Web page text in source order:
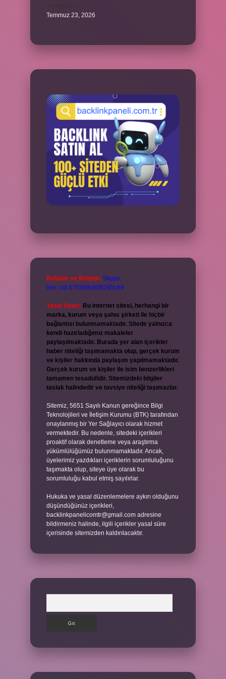
Temmuz 23, 2026
Reklam ve İletişim: Skype:
live:.cid.575569c608265c69
Yasal Uyarı: Bu internet sitesi, herhangi bir
marka, kurum veya şahıs şirketi ile hiçbir
bağlantısı bulunmamaktadır. Sitede yalnızca
kendi hazırladığımız makaleler
paylaşılmaktadır. Burada yer alan içerikler
haber niteliği taşımamakta olup, gerçek kurum
ve kişiler hakkında paylaşım yapılmamaktadır.
Gerçek kurum ve kişiler ile isim benzerlikleri
tamamen tesadüfidir. Sitemizdeki bilgiler
taslak halindedir ve tavsiye niteliği taşımazlar.
Sitemiz, 5651 Sayılı Kanun gereğince Bilgi
Teknolojileri ve İletişim Kurumu (BTK) tarafından
onaylanmış bir Yer Sağlayıcı olarak hizmet
vermektedir. Bu nedenle, sitedeki içerikleri
proaktif olarak denetleme veya araştırma
yükümlülüğümüz bulunmamaktadır. Ancak,
üyelerimiz yazdıkları içeriklerin sorumluluğunu
taşımakta olup, siteye üye olarak bu
sorumluluğu kabul etmiş sayılırlar.
Hukuka ve yasal düzenlemelere aykırı olduğunu
düşündüğünüz içerikleri,
backlinkpanelicomtr@gmail.com adresine
bildirmeniz halinde, ilgili içerikler yasal süre
içerisinde sitemizden kaldırılacaktır.